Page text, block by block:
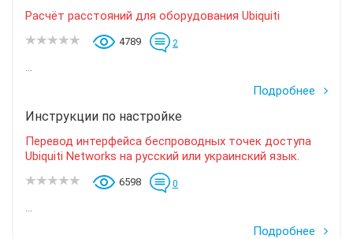
Расчёт расстояний для оборудования Ubiquiti
4789 2
...
Подробнее
Инструкции по настройке
Перевод интерфейса беспроводных точек доступа
Ubiquiti Networks на русский или украинский язык.
6598 0
...
Подробнее